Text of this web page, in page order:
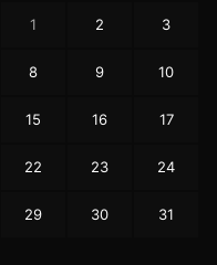
1 2 3
8 9 10
15 16 17
22 23 24
29 30 31